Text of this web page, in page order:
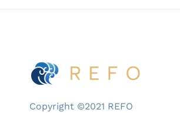
Copyright ©2021 REFO